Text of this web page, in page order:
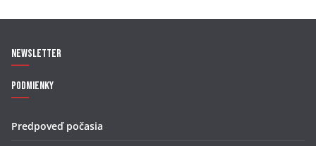
Newsletter
Podmienky
Predpoveď počasia